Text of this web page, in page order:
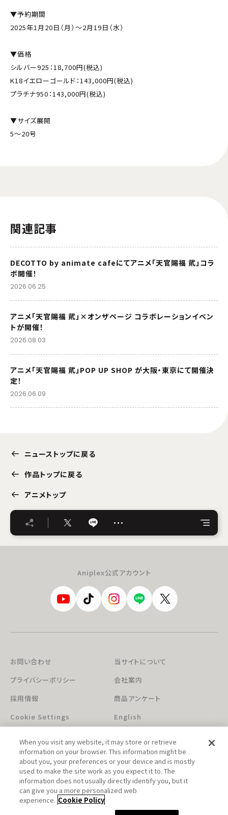
▼予約期間
2025年1月20日（月）～2月19日（水）
▼価格
シルバー925：18,700円(税込)
K18イエローゴールド：143,000円(税込)
プラチナ950：143,000円(税込)
▼サイズ展開
5～20号
関連記事
DECOTTO by animate cafeにてアニメ「天官賜福 貮」コラ
ボ開催！
2026.06.25
アニメ「天官賜福 貮」×オンザページ コラボレーションイベン
トが開催！
2026.08.03
アニメ「天官賜福 貮」POP UP SHOP が大阪・東京にて開催決
定！
2026.06.09
ニューストップに戻る
作品トップに戻る
アニメトップ
…
Aniplex公式アカウント
お問い合わせ
当サイトについて
プライバシーポリシー
会社案内
採用情報
商品アンケート
Cookie Settings
English
このホームページに掲載されている著作物の無断利用を禁じます。
When you visit any website, it may store or retrieve
information on your browser. This information might be
about you, your preferences or your device and is mostly
used to make the site work as you expect it to. The
information does not usually directly identify you, but it
can give you a more personalized web
experience. Cookie Policy